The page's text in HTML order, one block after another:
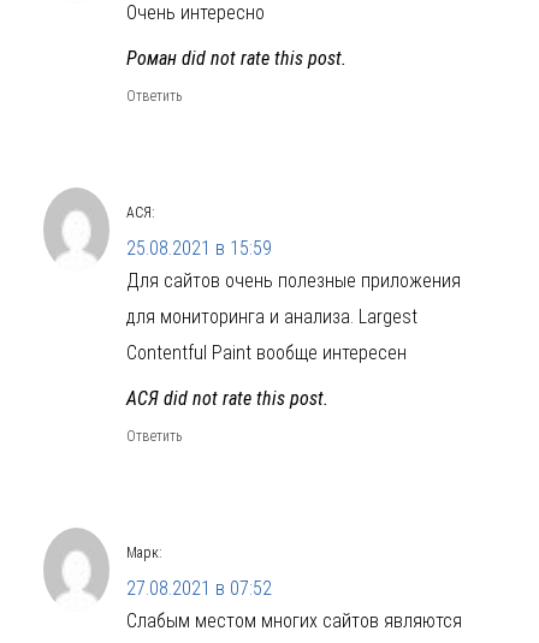
Очень интересно
Роман did not rate this post.
Ответить
АСЯ:
25.08.2021 в 15:59
Для сайтов очень полезные приложения
для мониторинга и анализа. Largest
Contentful Paint вообще интересен
АСЯ did not rate this post.
Ответить
Марк:
27.08.2021 в 07:52
Слабым местом многих сайтов являются